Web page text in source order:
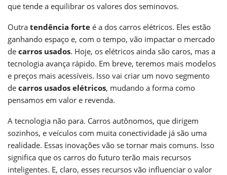
que tende a equilibrar os valores dos seminovos.
Outra tendência forte é a dos carros elétricos. Eles estão
ganhando espaço e, com o tempo, vão impactar o mercado
de carros usados. Hoje, os elétricos ainda são caros, mas a
tecnologia avança rápido. Em breve, teremos mais modelos
e preços mais acessíveis. Isso vai criar um novo segmento
de carros usados elétricos, mudando a forma como
pensamos em valor e revenda.
A tecnologia não para. Carros autônomos, que dirigem
sozinhos, e veículos com muita conectividade já são uma
realidade. Essas inovações vão se tornar mais comuns. Isso
significa que os carros do futuro terão mais recursos
inteligentes. E, claro, esses recursos vão influenciar o valor